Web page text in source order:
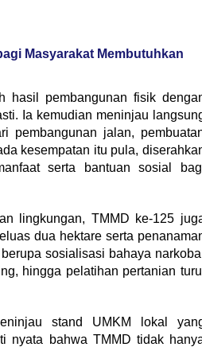
Masyarakat Membutuhkan
hasil pembangunan fisik
Ia kemudian meninjau
pembangunan jalan,
kesempatan itu pula,
serta bantuan sosial
lingkungan, TMMD ke-125
dua hektare serta
sosialisasi bahaya
hingga pelatihan pertanian
stand UMKM lokal
nyata bahwa TMMD tidak